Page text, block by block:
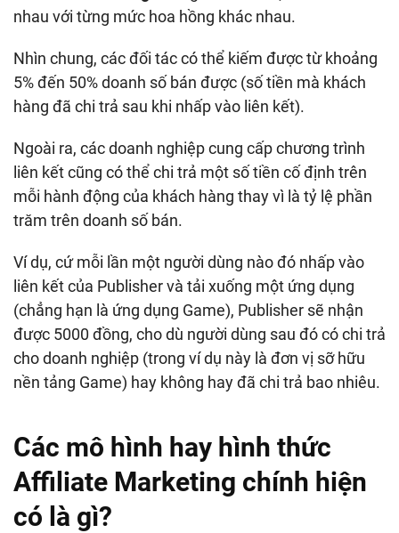
nhau với từng mức hoa hồng khác nhau.
Nhìn chung, các đối tác có thể kiếm được từ khoảng
5% đến 50% doanh số bán được (số tiền mà khách
hàng đã chi trả sau khi nhấp vào liên kết).
Ngoài ra, các doanh nghiệp cung cấp chương trình
liên kết cũng có thể chi trả một số tiền cố định trên
mỗi hành động của khách hàng thay vì là tỷ lệ phần
trăm trên doanh số bán.
Ví dụ, cứ mỗi lần một người dùng nào đó nhấp vào
liên kết của Publisher và tải xuống một ứng dụng
(chẳng hạn là ứng dụng Game), Publisher sẽ nhận
được 5000 đồng, cho dù người dùng sau đó có chi trả
cho doanh nghiệp (trong ví dụ này là đơn vị sỡ hữu
nền tảng Game) hay không hay đã chi trả bao nhiêu.
Các mô hình hay hình thức
Affiliate Marketing chính hiện
có là gì?